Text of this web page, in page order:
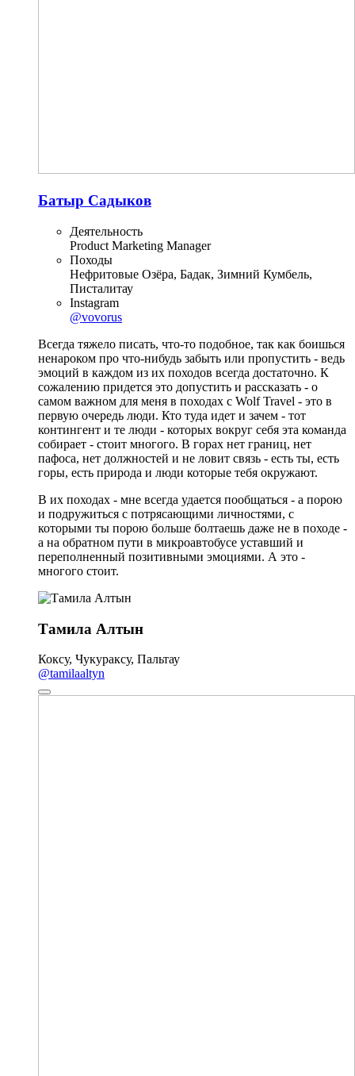
Батыр Садыков
Деятельность
Product Marketing Manager
Походы
Нефритовые Озёра, Бадак, Зимний Кумбель,
Писталитау
Instagram
@vovorus
Всегда тяжело писать, что-то подобное, так как боишься
ненароком про что-нибудь забыть или пропустить - ведь
эмоций в каждом из их походов всегда достаточно. К
сожалению придется это допустить и рассказать - о
самом важном для меня в походах с Wolf Travel - это в
первую очередь люди. Кто туда идет и зачем - тот
контингент и те люди - которых вокруг себя эта команда
собирает - стоит многого. В горах нет границ, нет
пафоса, нет должностей и не ловит связь - есть ты, есть
горы, есть природа и люди которые тебя окружают.
В их походах - мне всегда удается пообщаться - а порою
и подружиться с потрясающими личностями, с
которыми ты порою больше болтаешь даже не в походе -
а на обратном пути в микроавтобусе уставший и
переполненный позитивными эмоциями. А это -
многого стоит.
Тамила Алтын
Коксу, Чукураксу, Пальтау
@tamilaaltyn